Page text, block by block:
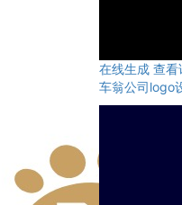
在线生成 查看
车翁公司logo